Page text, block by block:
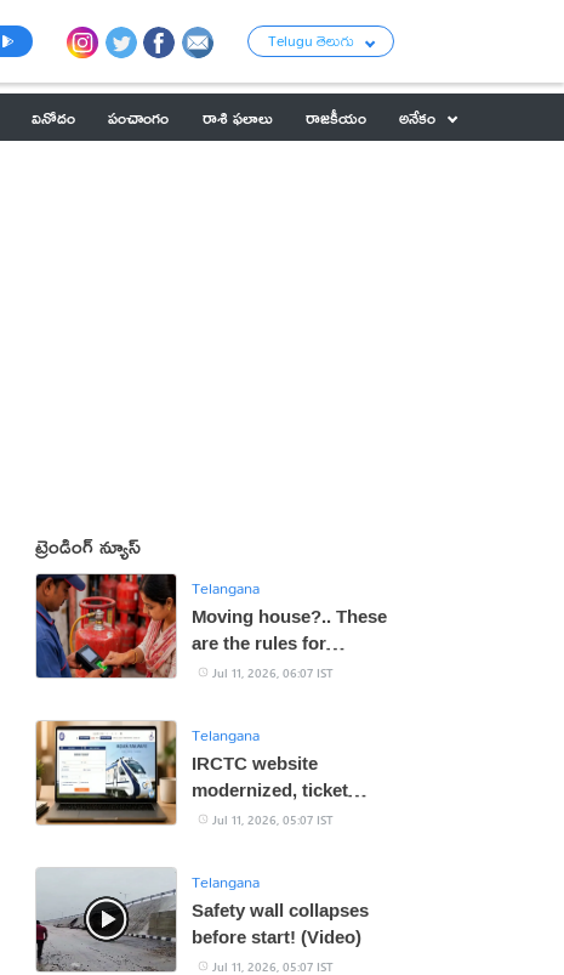
Telugu తెలుగు
వినోదం పంచాంగం రాశి ఫలాలు రాజకీయం
అనేకం
ట్రెండింగ్ న్యూస్
Telangana
Moving house?.. These
are the rules for
transferring LPG
Jul 11, 2026, 06:07 IST
Telangana
IRCTC website
modernized, ticket
booking made easier
Jul 11, 2026, 05:07 IST
Telangana
Safety wall collapses
before start! (Video)
Jul 11, 2026, 05:07 IST